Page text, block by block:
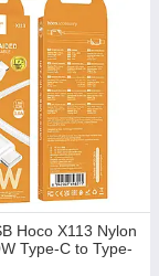
Hoco X113 Nylon
Type-C to Type-